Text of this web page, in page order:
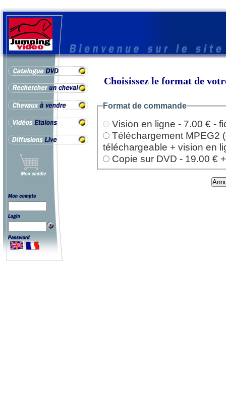
Choisissez le format de
Format de commande
Vision en ligne - 7.00 € -
Téléchargement MPEG2
téléchargeable + vision en
Copie sur DVD - 19.00 €